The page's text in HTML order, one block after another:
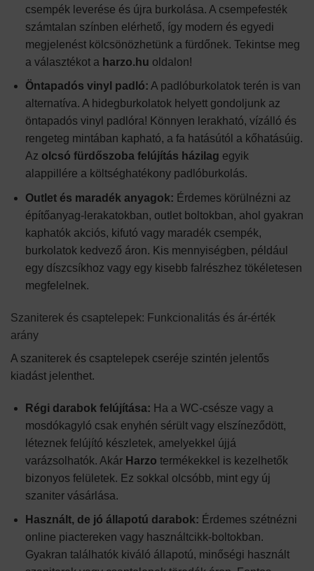
csempék leverése és újra burkolása. A csempefesték
számtalan színben elérhető, így modern és egyedi
megjelenést kölcsönözhetünk a fürdőnek. Tekintse meg
a választékot a harzo.hu oldalon!
Öntapadós vinyl padló: A padlóburkolatok terén is van
alternatíva. A hidegburkolatok helyett gondoljunk az
öntapadós vinyl padlóra! Könnyen lerakható, vízálló és
rengeteg mintában kapható, a fa hatásútól a kőhatásúig.
Az olcsó fürdőszoba felújítás házilag egyik
alappillére a költséghatékony padlóburkolás.
Outlet és maradék anyagok: Érdemes körülnézni az
építőanyag-lerakatokban, outlet boltokban, ahol gyakran
kaphatók akciós, kifutó vagy maradék csempék,
burkolatok kedvező áron. Kis mennyiségben, például
egy díszcsíkhoz vagy egy kisebb falrészhez tökéletesen
megfelelnek.
Szaniterek és csaptelepek: Funkcionalitás és ár-érték
arány
A szaniterek és csaptelepek cseréje szintén jelentős
kiadást jelenthet.
Régi darabok felújítása: Ha a WC-csésze vagy a
mosdókagyló csak enyhén sérült vagy elszíneződött,
léteznek felújító készletek, amelyekkel újjá
varázsolhatók. Akár Harzo termékekkel is kezelhetők
bizonyos felületek. Ez sokkal olcsóbb, mint egy új
szaniter vásárlása.
Használt, de jó állapotú darabok: Érdemes szétnézni
online piactereken vagy használtcikk-boltokban.
Gyakran találhatók kiváló állapotú, minőségi használt